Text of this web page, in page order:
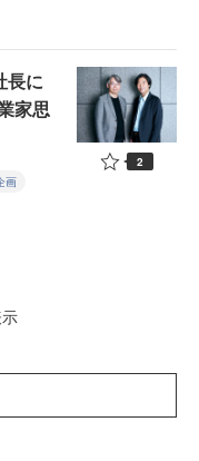
長に
家思
画
2